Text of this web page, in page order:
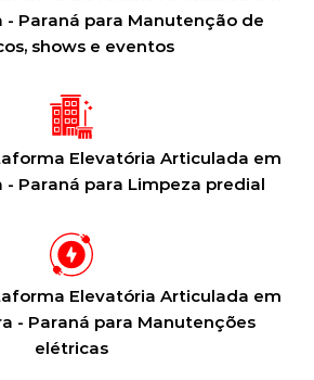
- Paraná para Manutenção de
shows e eventos
Elevatória Articulada em
- Paraná para Limpeza predial
Elevatória Articulada em
- Paraná para Manutenções
elétricas